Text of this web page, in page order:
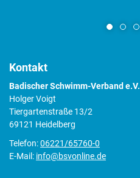
Kontakt
Badischer Schwimm-Verband e.V.
Holger Voigt
Tiergartenstraße 13/2
69121 Heidelberg
Telefon:06221/65760-0
E-Mail: info@bsvonline.de